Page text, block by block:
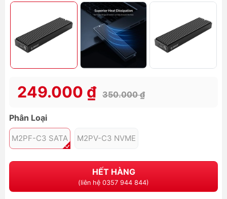
249.000 ₫ 350.000 ₫
Phân Loại
M2PF-C3 SATA M2PV-C3 NVME
HẾT HÀNG
(liên hệ 0357 944 844)